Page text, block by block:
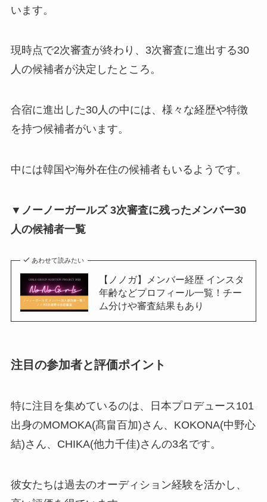
います。
現時点で2次審査が終わり、3次審査に進出する30
人の候補者が決定したところ。
合宿に進出した30人の中には、様々な経歴や特徴
を持つ候補者がいます。
中には韓国や海外在住の候補者もいるようです。
▼ノーノーガールズ 3次審査に残ったメンバー30
人の候補者一覧
あわせて読みたい
【ノノガ】メンバー経歴 インスタ
年齢などプロフィール一覧！チー
ム分けや審査結果もあり
注目の参加者と評価ポイント
特に注目を集めているのは、日本プロデュース101
出身のMOMOKA(髙畠百加)さん、KOKONA(中野心
結)さん、CHIKA(他力千佳)さんの3名です。
彼女たちは過去のオーディション経験を活かし、